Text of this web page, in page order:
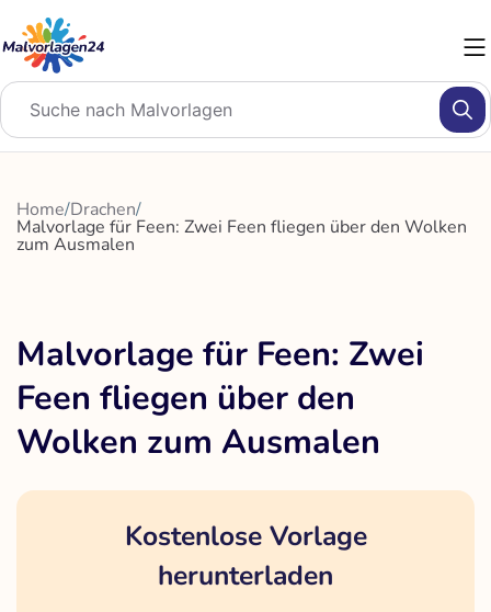
Inhalt
springen
Home/Drachen/
Malvorlage für Feen: Zwei Feen fliegen über den Wolken
zum Ausmalen
Malvorlage für Feen: Zwei
Feen fliegen über den
Wolken zum Ausmalen
Kostenlose Vorlage
herunterladen